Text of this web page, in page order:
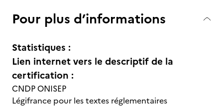
Pour plus d’informations
Statistiques :
Lien internet vers le descriptif de la
certification :
CNDP ONISEP
Légifrance pour les textes réglementaires